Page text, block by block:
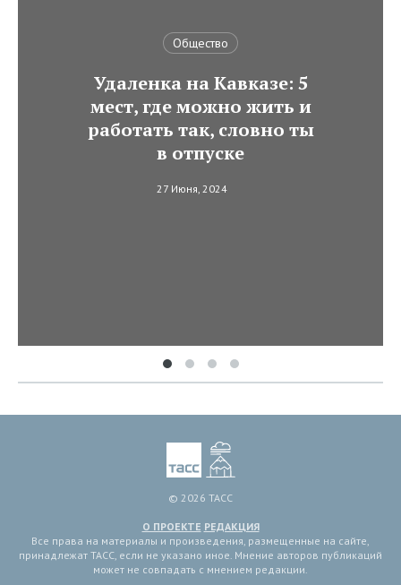
Общество
Удаленка на Кавказе: 5
мест, где можно жить и
работать так, словно ты
в отпуске
27 Июня, 2024
© 2026 ТАСС
О ПРОЕКТЕ РЕДАКЦИЯ
Все права на материалы и произведения, размещенные на сайте,
принадлежат ТАСС, если не указано иное. Мнение авторов публикаций
может не совпадать с мнением редакции.